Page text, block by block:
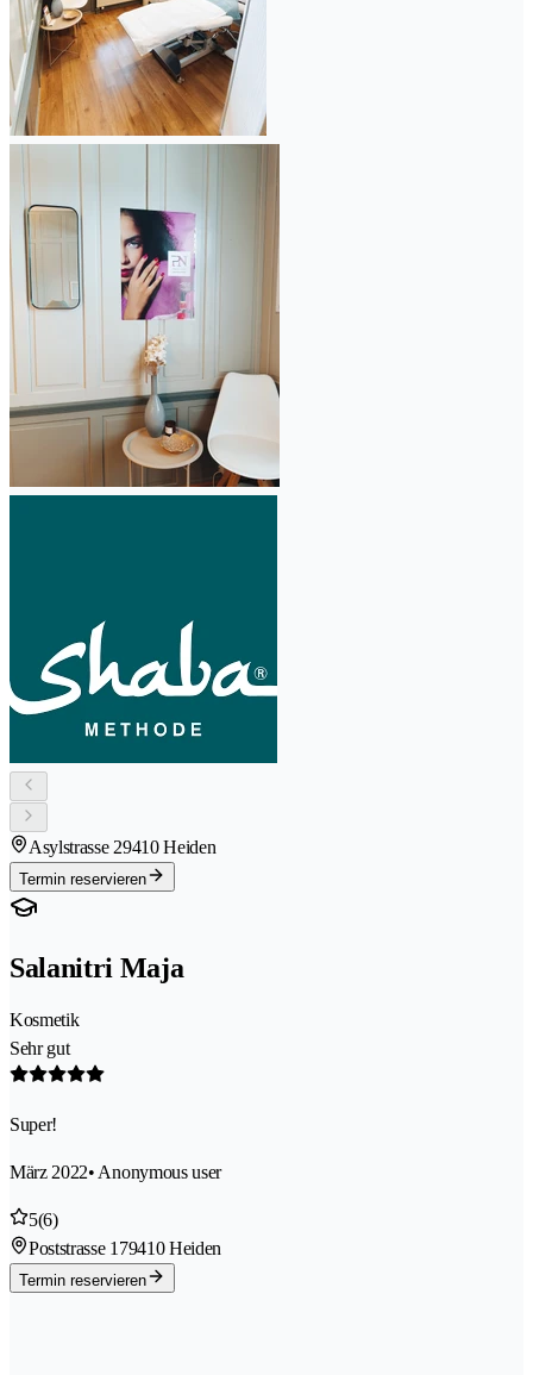
Asylstrasse 29410 Heiden
Termin reservieren
Salanitri Maja
Kosmetik
Sehr gut
Super!
März 2022• Anonymous user
5(6)
Poststrasse 179410 Heiden
Termin reservieren